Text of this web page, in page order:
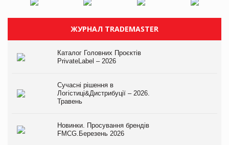
ЖУРНАЛ TRADEMASTER
Каталог Головних Проєктів
PrivateLabel – 2026
Сучасні рішення в
Логістиці&Дистрибуції – 2026.
Травень
Новинки. Просування брендів
FMCG.Березень 2026